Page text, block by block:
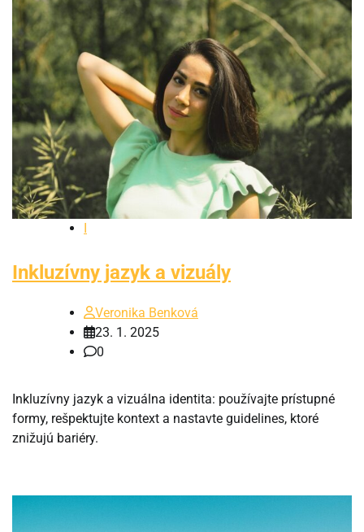
Inkluzívny jazyk a vizuály
Veronika Benková
23. 1. 2025
0
Inkluzívny jazyk a vizuálna identita: používajte prístupné
formy, rešpektujte kontext a nastavte guidelines, ktoré
znižujú bariéry.